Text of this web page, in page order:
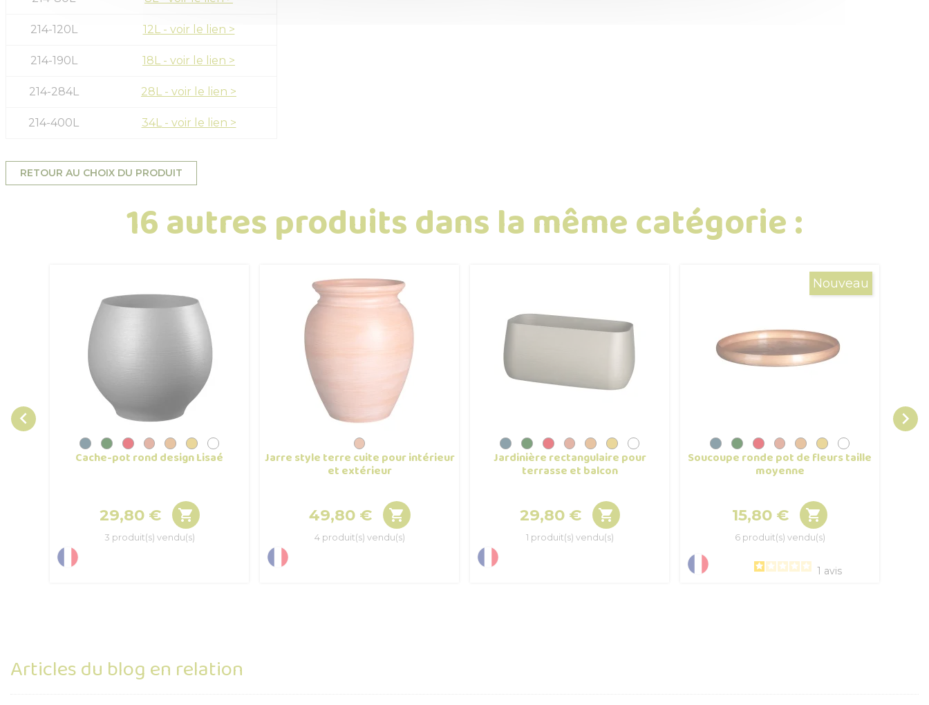
214-120L 12L
214-190L 18L
214-284L 28L
214-400L 34L
RETOUR AU CHOIX DU PRODUIT
16 autres produits dans la même catégorie :

Cache-pot rond design Lisaé
Prix
29,80 € 
3 produit(s) vendu(s)
Jarre style terre cuite pour intérieur
et extérieur
Prix
49,80 € 
4 produit(s) vendu(s)
Jardinière rectangulaire pour
terrasse et balcon
Prix
29,80 € 
1 produit(s) vendu(s)
Soucoupe ronde pot de fleurs taille
moyenne
Prix
15,80 € 
6 produit(s) vendu(s)
1 avis
Nouveau

Articles du blog en relation